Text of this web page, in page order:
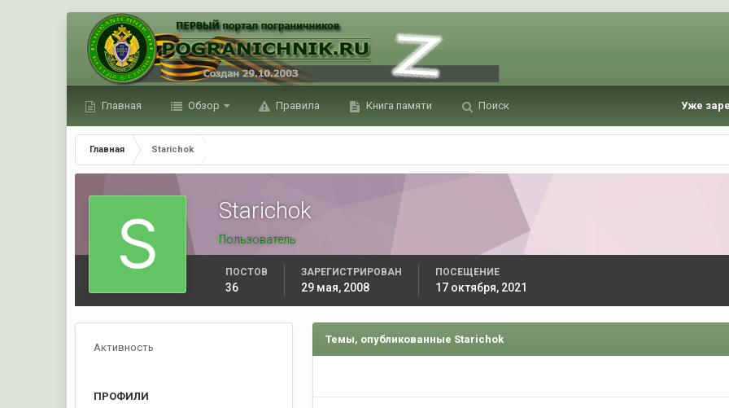
Главная Обзор Правила Книга памяти Поиск Уже
Главная Starichok
Starichok
Пользователь
ПОСТОВ
36
ЗАРЕГИСТРИРОВАН
29 мая, 2008
ПОСЕЩЕНИЕ
17 октября, 2021
Активность
ПРОФИЛИ
Темы, опубликованные Starichok